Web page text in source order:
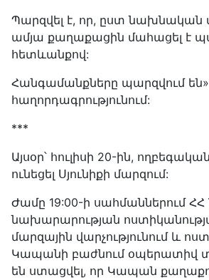
Պարզվել է, որ, ըստ նախնական
ամյա քաղաքացին մահացել է
հետևանքով:
Հանգամանքները պարզվում
հաղորդագրությունում:
***
Այսօր՝ հուլիսի 20-ին,
ունեցել Սյունիքի մարզում:
Ժամը 19:00-ի սահմաններում ՀՀ
նախարարության
մարզային վարչությունում և
Կապանի բաժնում օպերատիվ
են ստացվել, որ Կապան